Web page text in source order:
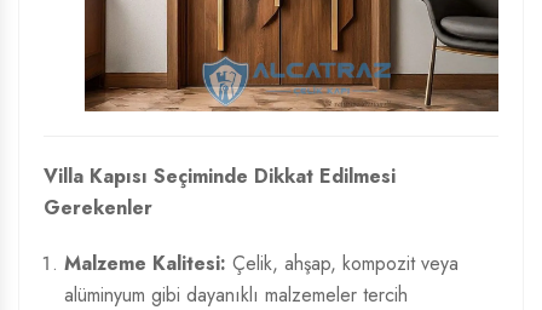
Villa Kapısı Seçiminde Dikkat Edilmesi
Gerekenler
Malzeme Kalitesi: Çelik, ahşap, kompozit veya
alüminyum gibi dayanıklı malzemeler tercih